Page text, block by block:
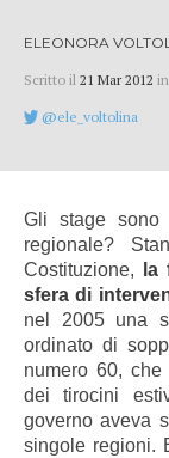
ELEONORA
Scritto il 21 Mar 2012 in
@ele_voltolina
Gli stage sono
regionale?
Costituzione,
la
sfera di
nel 2005 una
ordinato di
numero 60,
dei tirocini
governo aveva
singole regioni.